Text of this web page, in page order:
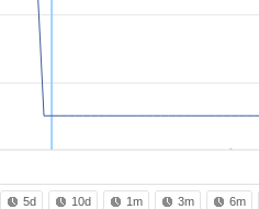
5d 10d 1m 3m 6m